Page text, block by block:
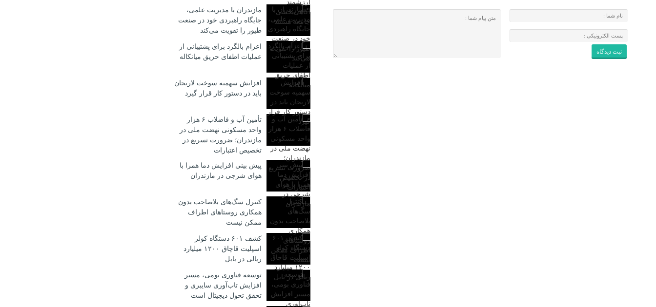
مازندران با مدیریت علمی،
جایگاه راهبردی خود در صنعت
طیور را تقویت می‌کند
اعزام بالگرد برای پشتیبانی از
عملیات اطفای حریق میانکاله
افزایش سهمیه سوخت لاریجان
باید در دستور کار قرار گیرد
تأمین آب و فاضلاب ۶ هزار
واحد مسکونی نهضت ملی در
مازندران؛ ضرورت تسریع در
تخصیص اعتبارات
پیش بینی افزایش دما همرا با
هوای شرجی در مازندران
کنترل سگ‌های بلاصاحب بدون
همکاری روستاهای اطراف
ممکن نیست
کشف ۶۰۱ دستگاه کولر
اسپلیت قاچاق ۱۲۰۰ میلیارد
ریالی در بابل
توسعه فناوری بومی، مسیر
افزایش تاب‌آوری سایبری و
تحقق تحول دیجیتال است